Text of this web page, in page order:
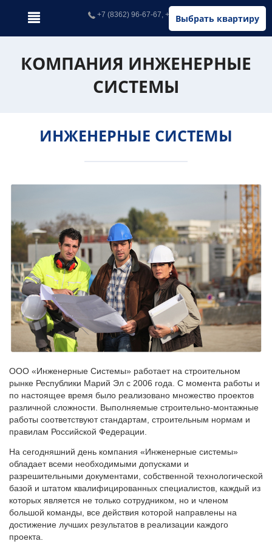
Выбрать квартиру
+7 (8362) 96-67-67, +7 (902) 326-67-67
КОМПАНИЯ ИНЖЕНЕРНЫЕ
СИСТЕМЫ
ИНЖЕНЕРНЫЕ СИСТЕМЫ
ООО «Инженерные Системы» работает на строительном
рынке Республики Марий Эл с 2006 года. С момента работы и
по настоящее время было реализовано множество проектов
различной сложности. Выполняемые строительно-монтажные
работы соответствуют стандартам, строительным нормам и
правилам Российской Федерации.
На сегодняшний день компания «Инженерные системы»
обладает всеми необходимыми допусками и
разрешительными документами, собственной технологической
базой и штатом квалифицированных специалистов, каждый из
которых является не только сотрудником, но и членом
большой команды, все действия которой направлены на
достижение лучших результатов в реализации каждого
проекта.